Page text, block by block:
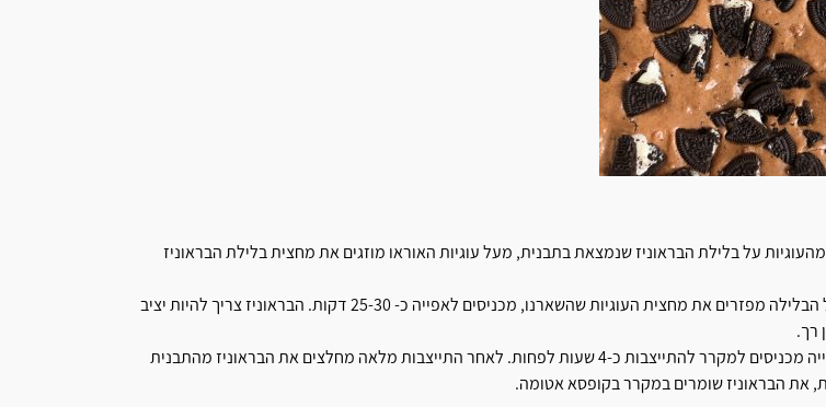
על בלילת הבראוניז שנמצאת בתבנית, מעל עוגיות האוראו מוזגים את מחצית בלילת הבראוניז
בחלק העליון של הבלילה מפזרים את מחצית העוגיות שהשארנו, מכניסים לאפייה כ- 25-30 דקות. הבראוניז צריך להיות יציב
רך.
לאחר סיום האפייה מכניסים למקרר להתייצבות כ-4 שעות לפחות. לאחר התייצבות מלאה מחלצים את הבראוניז מהתבנית
את הבראוניז שומרים במקרר בקופסא אטומה.